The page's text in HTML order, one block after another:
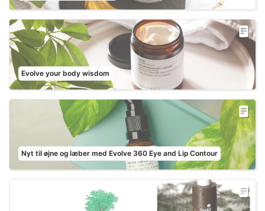
Evolve your body wisdom
Nyt til øjne og læber med Evolve 360 Eye and Lip Contour